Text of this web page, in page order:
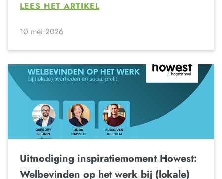
LEES HET ARTIKEL
10 mei 2026
Uitnodiging inspiratiemoment Howest:
Welbevinden op het werk bij (lokale)